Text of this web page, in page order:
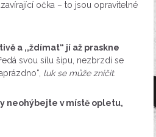
očka – to jsou opravitelné
a ,,ždímat“ jí až praskne
svou sílu šípu, nezbrzdí se
luk se může zničit.
neohýbejte v místě opletu,